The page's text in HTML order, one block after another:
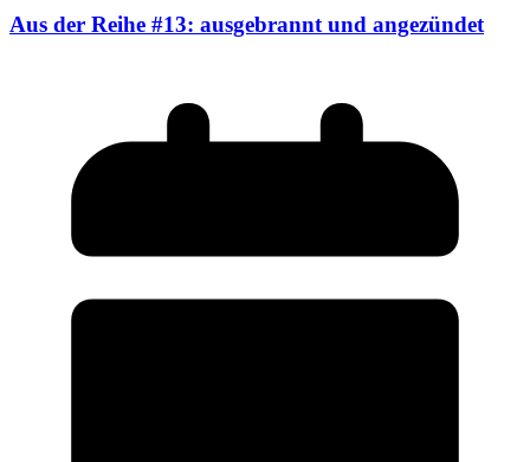
Aus der Reihe #13: ausgebrannt und angezündet